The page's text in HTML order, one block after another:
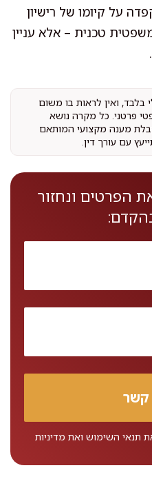
על קיומו של רישיון
טכנית – אלא עניין
בלבד, ואין לראות בו משום
פרטני. כל מקרה נושא
מענה מקצועי המותאם
עם עורך דין.
הפרטים ונחזור
תנאי השימוש ואת מדיניות